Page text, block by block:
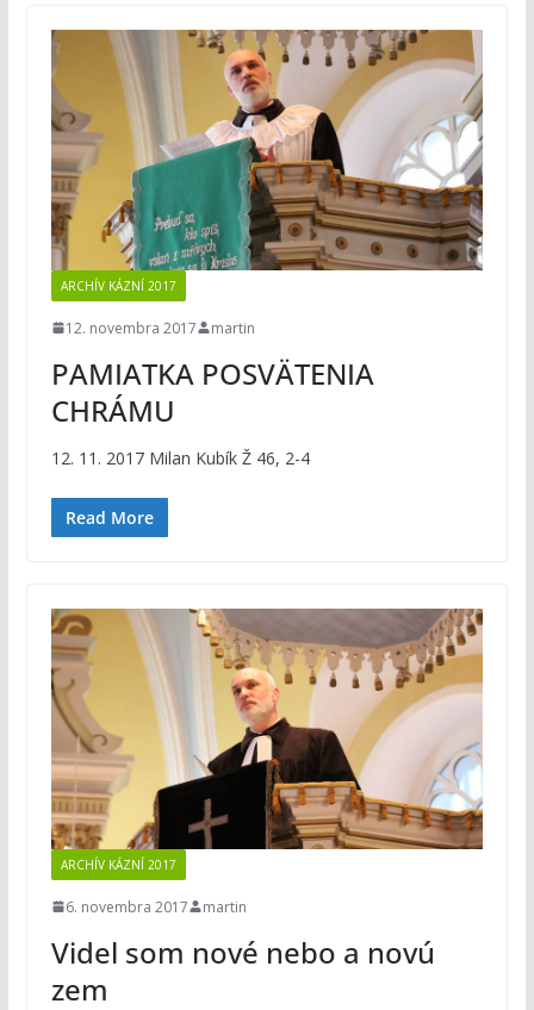
ARCHÍV KÁZNÍ 2017
12. novembra 2017 martin
PAMIATKA POSVÄTENIA
CHRÁMU
12. 11. 2017 Milan Kubík Ž 46, 2-4
Read More
ARCHÍV KÁZNÍ 2017
6. novembra 2017 martin
Videl som nové nebo a novú
zem